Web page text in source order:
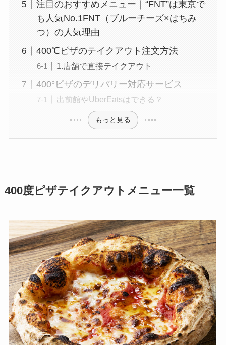
注目のおすすめメニュー｜“FNT”は東京で
も人気No.1FNT（ブルーチーズ×はちみ
つ）の人気理由
400℃ピザのテイクアウト注文方法
1.店舗で直接テイクアウト
400°ピザのデリバリー対応サービス
出前館やUberEatsはできる？
もっと見る
400度ピザテイクアウトメニュー一覧